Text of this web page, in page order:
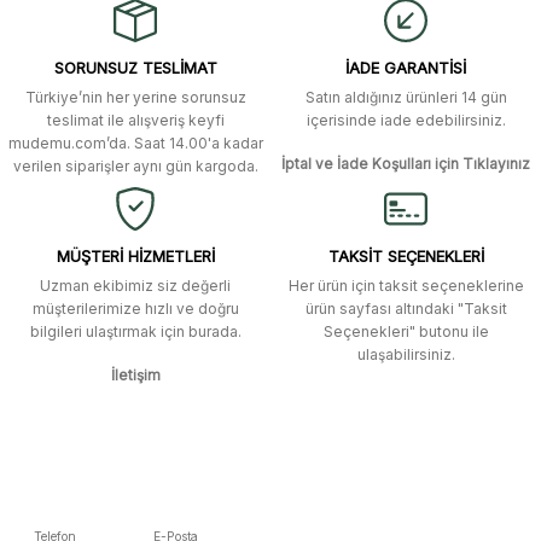
Ürün resmi kalitesiz, bozuk veya görüntülenemiyor.
Ürün bilgilerinde hatalar bulunuyor.
Ürün fiyatı diğer sitelerden daha pahalı.
Bu ürüne benzer farklı alternatifler olmalı.
alışverişti. Ürün bir gün sonra elime
ulaştı. Mağaza yetkilileri oldukça
yanıt aldım ve çözüm buldum.
Murat Duman | 17/03/2026
Site güvenilir ve kullanışlı, fakat
kavela ve diğer ahşap aksesuarları
menü seçeneklerinde bulunmuyor,
spesifik olarak "kavela" terimini
aratarak bulunabilir.
M... K... | 12/12/2025
Ben bu kadar hızlı bir teslimat
Ben bu kadar hızlı bir teslimat
SORUNSUZ TESLİMAT
Türkiye’nin her yerine sorunsuz
teslimat ile alışveriş keyfi
mudemu.com’da. Saat 14.00'a kadar
verilen siparişler aynı gün kargoda.
İADE GARANTİSİ
Satın aldığınız ürünleri 14 gün
içerisinde iade edebilirsiniz.
İptal ve İade Koşulları için Tıklayınız
MÜŞTERİ HİZMETLERİ
Uzman ekibimiz siz değerli
müşterilerimize hızlı ve doğru
bilgileri ulaştırmak için burada.
İletişim
TAKSİT SEÇENEKLERİ
Her ürün için taksit seçeneklerine
ürün sayfası altındaki "Taksit
Seçenekleri" butonu ile
ulaşabilirsiniz.
Telefon E-Posta